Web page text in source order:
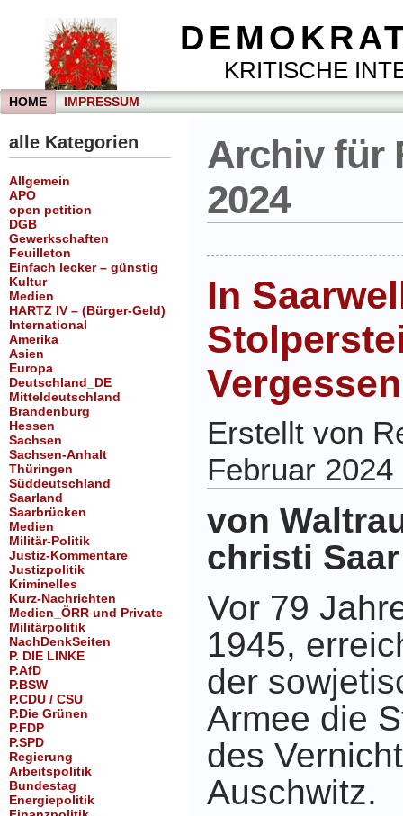
KRITISCHE
HOME IMPRESSUM
alle Kategorien
Allgemein
APO
open petition
DGB
Gewerkschaften
Feuilleton
Einfach lecker – günstig
Kultur
Medien
HARTZ IV – (Bürger-Geld)
International
Amerika
Asien
Europa
Deutschland_DE
Mitteldeutschland
Brandenburg
Hessen
Sachsen
Sachsen-Anhalt
Thüringen
Süddeutschland
Saarland
Saarbrücken
Medien
Militär-Politik
Justiz-Kommentare
Justizpolitik
Kriminelles
Kurz-Nachrichten
Medien_ÖRR und Private
Militärpolitik
NachDenkSeiten
P. DIE LINKE
P.AfD
P.BSW
P.CDU / CSU
P.Die Grünen
P.FDP
P.SPD
Regierung
Arbeitspolitik
Bundestag
Energiepolitik
Archiv für
2024
In
Erstellt von
Februar 2024
von
christi Saar
Vor 79
1945,
der
Armee die
des
Auschwitz.